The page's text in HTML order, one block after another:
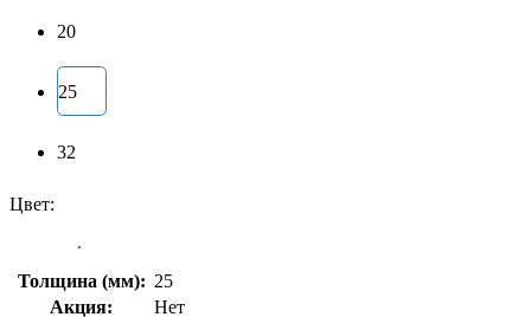
20
25
32
Цвет:
Толщина (мм): 25
Акция:
Нет